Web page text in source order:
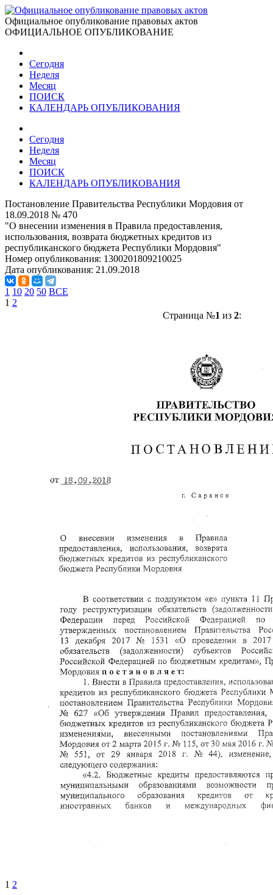
Официальное опубликование правовых актов
ОФИЦИАЛЬНОЕ ОПУБЛИКОВАНИЕ
Сегодня
Неделя
Месяц
ПОИСК
КАЛЕНДАРЬ ОПУБЛИКОВАНИЯ
Сегодня
Неделя
Месяц
ПОИСК
КАЛЕНДАРЬ ОПУБЛИКОВАНИЯ
Постановление Правительства Республики Мордовия от
18.09.2018 № 470
"О внесении изменения в Правила предоставления,
использования, возврата бюджетных кредитов из
республиканского бюджета Республики Мордовия"
Номер опубликования: 1300201809210025
Дата опубликования: 21.09.2018
1 10 20 50 ВСЕ
1 2
Страница №1 из 2:
1 2